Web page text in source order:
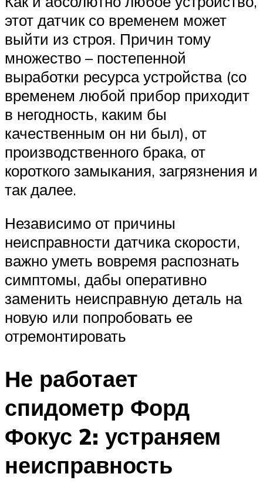
этот датчик со временем может
выйти из строя. Причин тому
множество – постепенной
выработки ресурса устройства (со
временем любой прибор приходит
в негодность, каким бы
качественным он ни был), от
производственного брака, от
короткого замыкания, загрязнения и
так далее.
Независимо от причины
неисправности датчика скорости,
важно уметь вовремя распознать
симптомы, дабы оперативно
заменить неисправную деталь на
новую или попробовать ее
отремонтировать
Не работает
спидометр Форд
Фокус 2: устраняем
неисправность